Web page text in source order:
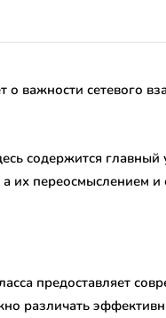
содержится главный
переосмыслением и
предоставляет
различать